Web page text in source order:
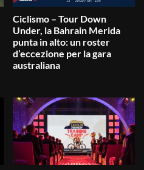
Ciclismo – Tour Down
Under, la Bahrain Merida
punta in alto: un roster
d’eccezione per la gara
australiana